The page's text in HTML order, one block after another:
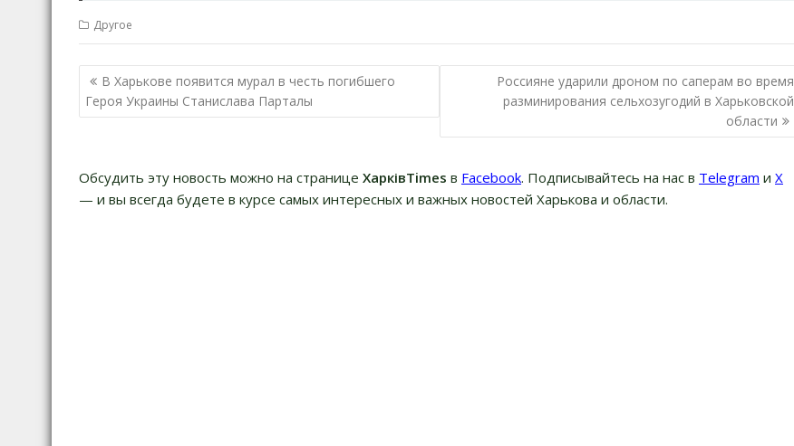
Другое
Навигация
по
записям
В Харькове появится мурал в честь погибшего
Героя Украины Станислава Парталы
Россияне ударили дроном по саперам во время
разминирования сельхозугодий в Харьковской
области
Обсудить эту новость можно на странице ХарківTimes в Facebook. Подписывайтесь на нас в Telegram и Х
— и вы всегда будете в курсе самых интересных и важных новостей Харькова и области.